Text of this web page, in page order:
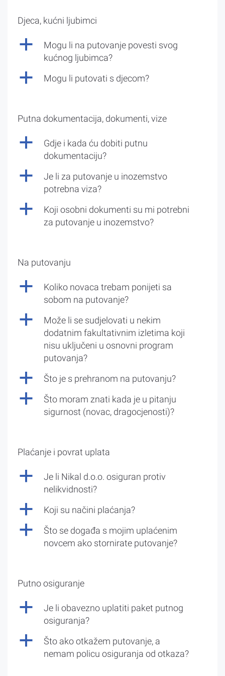
Djeca, kućni ljubimci
a
Mogu li na putovanje povesti svog
kućnog ljubimca?
a Mogu li putovati s djecom?
Putna dokumentacija, dokumenti, vize
a
Gdje i kada ću dobiti putnu
dokumentaciju?
a
Je li za putovanje u inozemstvo
potrebna viza?
a
Koji osobni dokumenti su mi potrebni
za putovanje u inozemstvo?
Na putovanju
a
Koliko novaca trebam ponijeti sa
sobom na putovanje?
a
Može li se sudjelovati u nekim
dodatnim fakultativnim izletima koji
nisu uključeni u osnovni program
putovanja?
a Što je s prehranom na putovanju?
a
Što moram znati kada je u pitanju
sigurnost (novac, dragocjenosti)?
Plaćanje i povrat uplata
a
Je li Nikal d.o.o. osiguran protiv
nelikvidnosti?
a Koji su načini plaćanja?
a
Što se događa s mojim uplaćenim
novcem ako stornirate putovanje?
Putno osiguranje
a
Je li obavezno uplatiti paket putnog
osiguranja?
a
Što ako otkažem putovanje, a
nemam policu osiguranja od otkaza?